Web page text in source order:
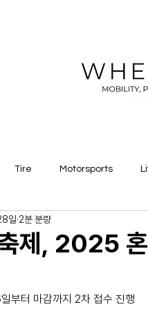
Tire Motorsports
제, 2025
일 2분 분량
부터 마감까지 2차 접수 진행